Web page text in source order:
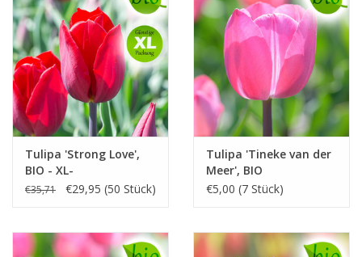
Tulipa 'Strong Love',
BIO - XL-
Vorteilspackung
€35,71 €29,95 (50 Stück)
Tulipa 'Tineke van der
Meer', BIO
€5,00 (7 Stück)